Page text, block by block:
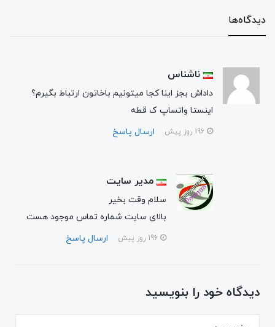
دیدگاه‌ها
ناشناس
داداش بجز اینا کجا میتونیم باخاتون ارتباط بگیرم؟
اینستا واتساپ ک قطه
ارسال پاسخ
مدیر سایت
سلام وقت بخیر
بالای سایت شماره تماس موجود هست
ارسال پاسخ
دیدگاه خود را بنویسید